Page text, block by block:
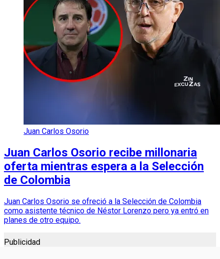
Juan Carlos Osorio
Juan Carlos Osorio recibe millonaria
oferta mientras espera a la Selección
de Colombia
Juan Carlos Osorio se ofreció a la Selección de Colombia
como asistente técnico de Néstor Lorenzo pero ya entró en
planes de otro equipo.
Publicidad